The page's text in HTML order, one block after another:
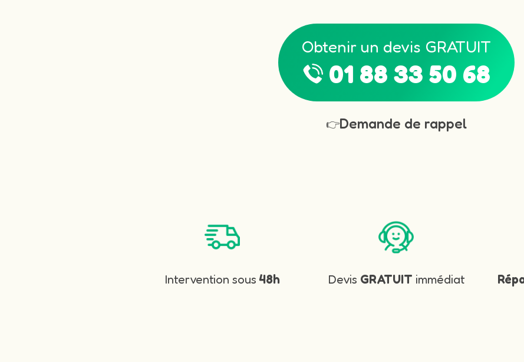
Obtenir un devis GRATUIT
01 88 33 50 68
👉Demande de rappel
Intervention sous 48h Devis GRATUIT immédiat